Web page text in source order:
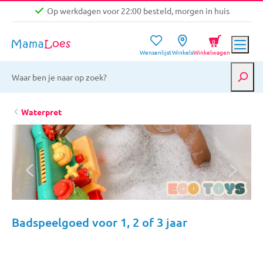
Op werkdagen voor 22:00 besteld, morgen in huis
Gratis verzending vanaf €39,-
Op werkdagen voor 22:00 besteld, morgen in huis
WensenlijstWinkelsWinkelwagen
0
Waterpret
Badspeelgoed voor 1, 2 of 3 jaar